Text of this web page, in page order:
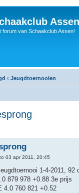
Assen
forum van Schaakclub Assen!
‹ Jeugdtoernooien
03 apr 2011, 20:45
1-4-2011, 92
879 978 +0.88 3e prijs
4.0 760 821 +0.52